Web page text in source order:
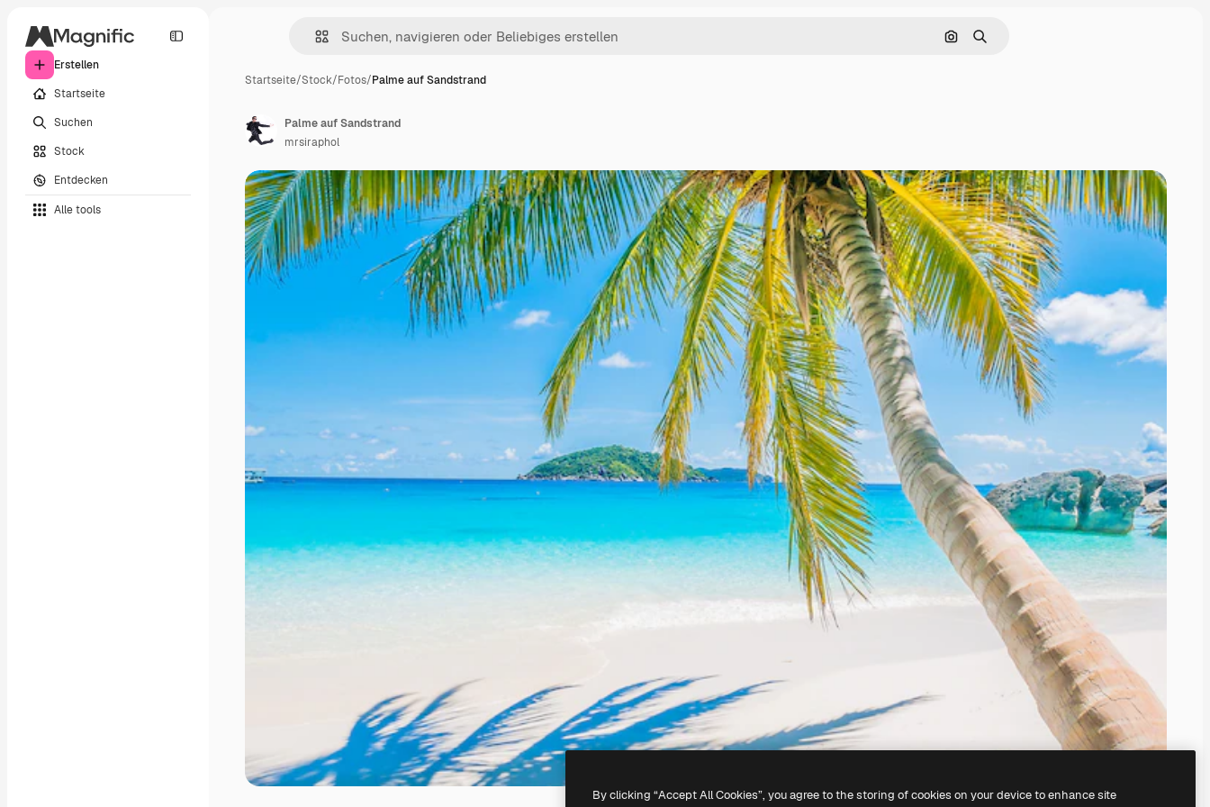
Erstellen
Startseite
Suchen
Stock
Entdecken
Alle tools
Nach Bild suchen
Suchen
Startseite/Stock/Fotos/Palme auf Sandstrand
Palme auf Sandstrand
mrsiraphol
By clicking “Accept All Cookies”, you agree to the storing of cookies on your device to enhance site